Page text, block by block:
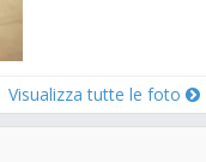
Visualizza tutte le foto